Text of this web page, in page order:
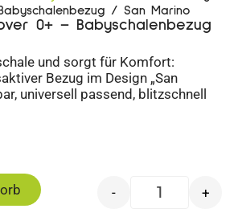
/ San Marino
0+ – Babyschalenbezug
und sorgt für Komfort:
Bezug im Design „San
universell passend, blitzschnell
- +